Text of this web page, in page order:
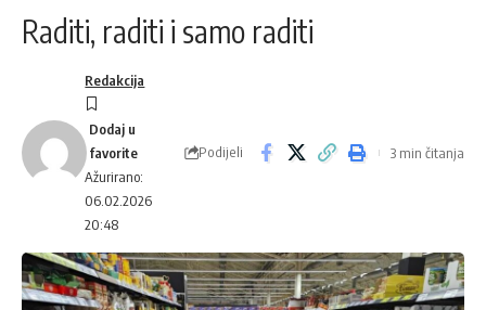
Raditi, raditi i samo raditi
Ažurirano:
06.02.2026
20:48
Redakcija
Podijeli 3 min čitanja